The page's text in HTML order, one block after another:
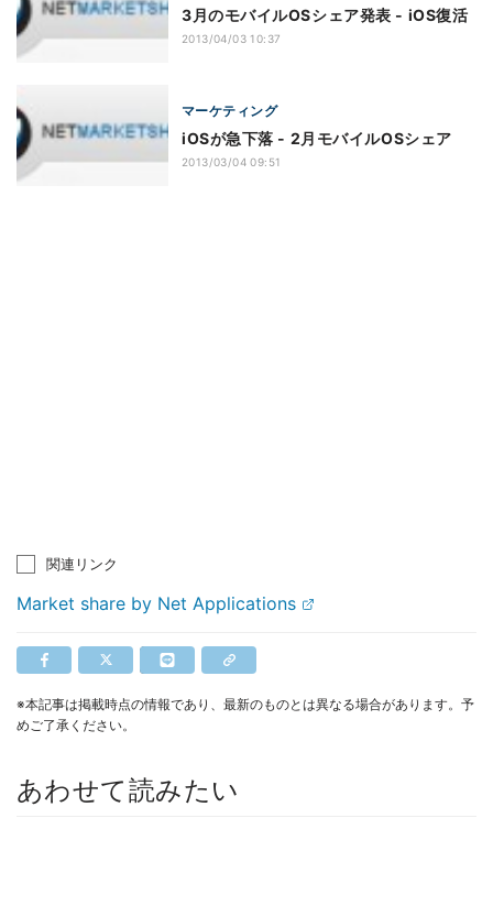
3月のモバイルOSシェア発表 - iOS復活
2013/04/03 10:37
マーケティング
iOSが急下落 - 2月モバイルOSシェア
2013/03/04 09:51
関連リンク
Market share by Net Applications
※本記事は掲載時点の情報であり、最新のものとは異なる場合があります。予
めご了承ください。
あわせて読みたい